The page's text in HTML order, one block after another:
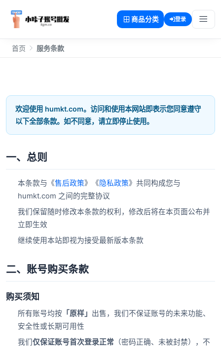
商品分类 登录
首页 服务条款
欢迎使用 humkt.com。访问和使用本网站即表示您同意遵守
以下全部条款。如不同意，请立即停止使用。
一、总则
本条款与《售后政策》《隐私政策》共同构成您与
humkt.com 之间的完整协议
我们保留随时修改本条款的权利，修改后将在本页面公布并
立即生效
继续使用本站即视为接受最新版本条款
二、账号购买条款
购买须知
所有账号均按 「原样」 出售，我们不保证账号的未来功能、
安全性或长期可用性
我们仅保证账号首次登录正常 （密码正确、未被封禁），不